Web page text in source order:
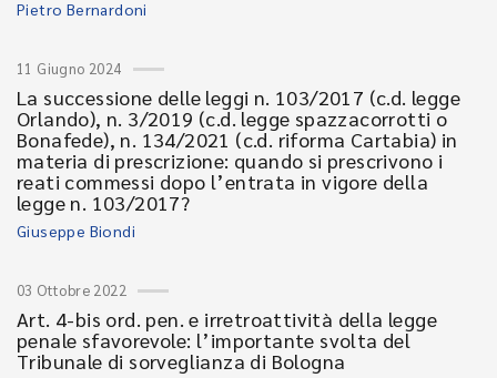
Pietro Bernardoni
11 Giugno 2024
La successione delle leggi n. 103/2017 (c.d. legge
Orlando), n. 3/2019 (c.d. legge spazzacorrotti o
Bonafede), n. 134/2021 (c.d. riforma Cartabia) in
materia di prescrizione: quando si prescrivono i
reati commessi dopo l’entrata in vigore della
legge n. 103/2017?
Giuseppe Biondi
03 Ottobre 2022
Art. 4-bis ord. pen. e irretroattività della legge
penale sfavorevole: l’importante svolta del
Tribunale di sorveglianza di Bologna